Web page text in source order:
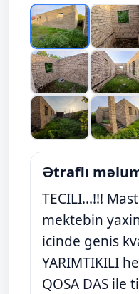
Ətraflı
TECILI...!!!
mektebin
icinde genis
YARIMTIKILI
QOSA DAS ile